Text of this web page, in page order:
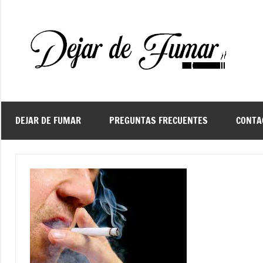
contenido
de
DEJAR DE FUMAR PREGUNTAS FRECUENTES